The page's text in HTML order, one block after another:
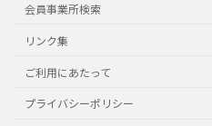
会員事業所検索
リンク集
ご利用にあたって
プライバシーポリシー